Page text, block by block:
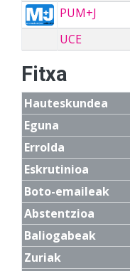
PUM+J
UCE
Fitxa
Hauteskundea
Eguna
Errolda
Eskrutinioa
Boto-emaileak
Abstentzioa
Baliogabeak
Zuriak